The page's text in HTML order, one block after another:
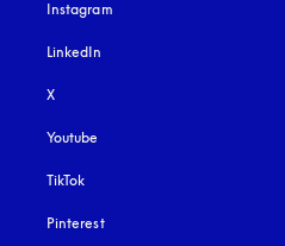
Instagram
LinkedIn
X
Youtube
TikTok
Pinterest